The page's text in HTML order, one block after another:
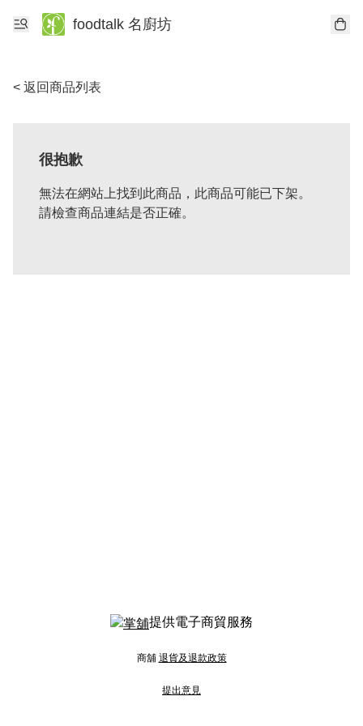
foodtalk 名廚坊
< 返回商品列表
很抱歉
無法在網站上找到此商品，此商品可能已下架。
請檢查商品連結是否正確。
提供電子商貿服務
商舖 退貨及退款政策
提出意見